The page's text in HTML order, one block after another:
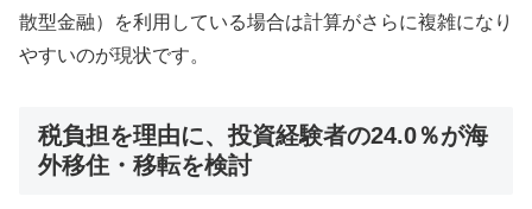
散型金融）を利用している場合は計算がさらに複雑になり
やすいのが現状です。
税負担を理由に、投資経験者の24.0％が海
外移住・移転を検討